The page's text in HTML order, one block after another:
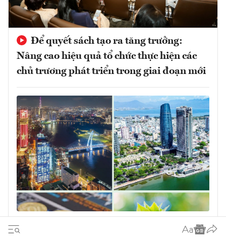
Để quyết sách tạo ra tăng trưởng:
Nâng cao hiệu quả tổ chức thực hiện các
chủ trương phát triển trong giai đoạn mới
Quyết sách đúng phải được chuyển hóa